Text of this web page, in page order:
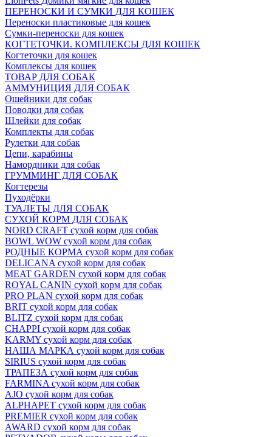
ПЕРЕНОСКИ И СУМКИ ДЛЯ КОШЕК
Переноски пластиковые для кошек
Сумки-переноски для кошек
КОГТЕТОЧКИ. КОМПЛЕКСЫ ДЛЯ КОШЕК
Когтеточки для кошек
Комплексы для кошек
ТОВАР ДЛЯ СОБАК
АММУНИЦИЯ ДЛЯ СОБАК
Ошейники для собак
Поводки для собак
Шлейки для собак
Комплекты для собак
Рулетки для собак
Цепи, карабины
Намордники для собак
ГРУММИНГ ДЛЯ СОБАК
Когтерезы
Пуходёрки
ТУАЛЕТЫ ДЛЯ СОБАК
СУХОЙ КОРМ ДЛЯ СОБАК
NORD CRAFT сухой корм для собак
BOWL WOW сухой корм для собак
РОДНЫЕ КОРМА сухой корм для собак
DELICANA сухой корм для собак
MEAT GARDEN сухой корм для собак
ROYAL CANIN сухой корм для собак
PRO PLAN сухой корм для собак
BRIT сухой корм для собак
BLITZ сухой корм для собак
CHAPPI сухой корм для собак
KARMY сухой корм для собак
НАША МАРКА сухой корм для собак
SIRIUS сухой корм для собак
ТРАПЕЗА сухой корм для собак
FARMINA сухой корм для собак
AJO сухой корм для собак
ALPHAPET сухой корм для собак
PREMIER сухой корм для собак
AWARD сухой корм для собак